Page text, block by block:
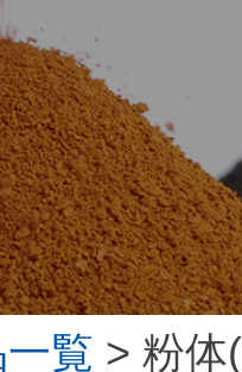
覧 > 粉体